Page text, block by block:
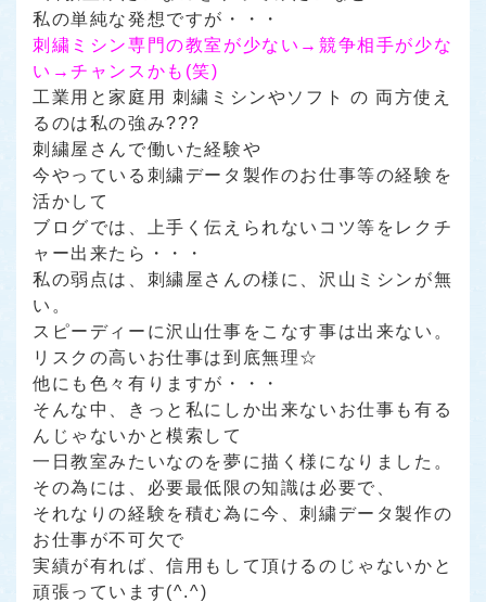
私の単純な発想ですが・・・
刺繍ミシン専門の教室が少ない→競争相手が少な
い→チャンスかも(笑)
工業用と家庭用 刺繍ミシンやソフト の 両方使え
るのは私の強み???
刺繍屋さんで働いた経験や
今やっている刺繍データ製作のお仕事等の経験を
活かして
ブログでは、上手く伝えられないコツ等をレクチ
ャー出来たら・・・
私の弱点は、刺繍屋さんの様に、沢山ミシンが無
い。
スピーディーに沢山仕事をこなす事は出来ない。
リスクの高いお仕事は到底無理☆
他にも色々有りますが・・・
そんな中、きっと私にしか出来ないお仕事も有る
んじゃないかと模索して
一日教室みたいなのを夢に描く様になりました。
その為には、必要最低限の知識は必要で、
それなりの経験を積む為に今、刺繍データ製作の
お仕事が不可欠で
実績が有れば、信用もして頂けるのじゃないかと
頑張っています(^.^)